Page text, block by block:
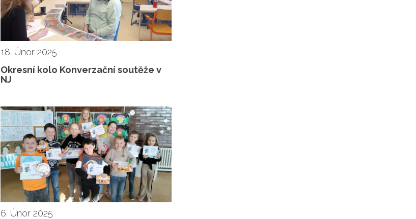
18. Únor 2025
Okresní kolo Konverzační soutěže v
NJ
6. Únor 2025